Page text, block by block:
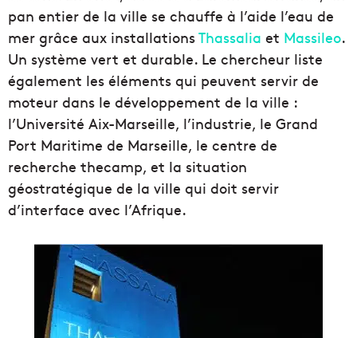
pan entier de la ville se chauffe à l’aide l’eau de
mer grâce aux installationsThassalia et Massileo.
Un système vert et durable. Le chercheur liste
également les éléments qui peuvent servir de
moteur dans le développement de la ville :
l’Université Aix-Marseille, l’industrie, le Grand
Port Maritime de Marseille, le centre de
recherche thecamp, et la situation
géostratégique de la ville qui doit servir
d’interface avec l’Afrique.